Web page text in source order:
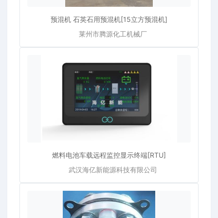
预混机 石英石用预混机[15立方预混机]
莱州市腾源化工机械厂
燃料电池车载远程监控显示终端[RTU]
武汉海亿新能源科技有限公司